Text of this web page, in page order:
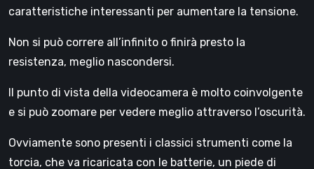
caratteristiche interessanti per aumentare la tensione.
Non si può correre all’infinito o finirà presto la
resistenza, meglio nascondersi.
Il punto di vista della videocamera è molto coinvolgente
e si può zoomare per vedere meglio attraverso l’oscurità.
Ovviamente sono presenti i classici strumenti come la
torcia, che va ricaricata con le batterie, un piede di